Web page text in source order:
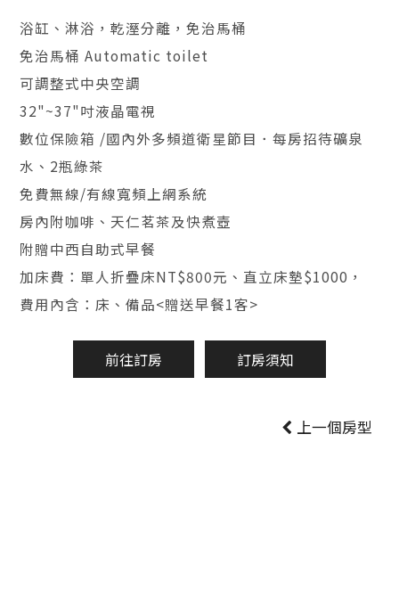
浴缸、淋浴，乾溼分離，免治馬桶
免治馬桶 Automatic toilet
可調整式中央空調
32"~37"吋液晶電視
數位保險箱 /國內外多頻道衛星節目．每房招待礦泉
水、2瓶綠茶
免費無線/有線寬頻上網系統
房內附咖啡、天仁茗茶及快煮壺
附贈中西自助式早餐
加床費：單人折疊床NT$800元、直立床墊$1000，
費用內含：床、備品<贈送早餐1客>
前往訂房 訂房須知
上一個房型